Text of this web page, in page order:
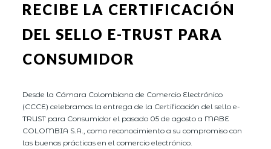
RECIBE LA CERTIFICACIÓN
DEL SELLO E-TRUST PARA
CONSUMIDOR
Desde la Cámara Colombiana de Comercio Electrónico
(CCCE) celebramos la entrega de la Certificación del sello e-
TRUST para Consumidor el pasado 05 de agosto a MABE
COLOMBIA S.A., como reconocimiento a su compromiso con
las buenas prácticas en el comercio electrónico.